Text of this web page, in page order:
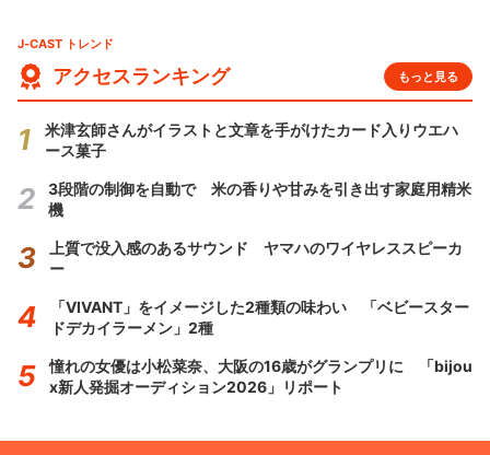
J-CAST トレンド
アクセスランキング もっと見る
米津玄師さんがイラストと文章を手がけたカード入りウエハ
ース菓子
3段階の制御を自動で 米の香りや甘みを引き出す家庭用精米
機
上質で没入感のあるサウンド ヤマハのワイヤレススピーカ
ー
「VIVANT」をイメージした2種類の味わい 「ベビースター
ドデカイラーメン」2種
憧れの女優は小松菜奈、大阪の16歳がグランプリに 「bijou
x新人発掘オーディション2026」リポート